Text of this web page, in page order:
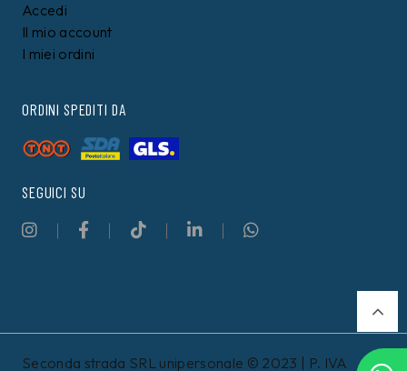
Accedi
Il mio account
I miei ordini
ORDINI SPEDITI DA
SEGUICI SU
Seconda strada SRL unipersonale © 2023 | P. IVA